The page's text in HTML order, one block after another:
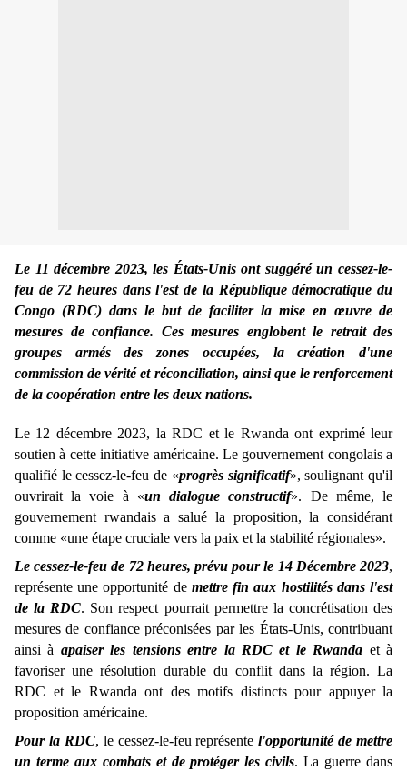
Le 11 décembre 2023, les États-Unis ont suggéré un cessez-le-
feu de 72 heures dans l'est de la République démocratique du
Congo (RDC) dans le but de faciliter la mise en œuvre de
mesures de confiance. Ces mesures englobent le retrait des
groupes armés des zones occupées, la création d'une
commission de vérité et réconciliation, ainsi que le renforcement
de la coopération entre les deux nations.
Le 12 décembre 2023, la RDC et le Rwanda ont exprimé leur
soutien à cette initiative américaine. Le gouvernement congolais a
qualifié le cessez-le-feu de «progrès significatif», soulignant qu'il
ouvrirait la voie à «un dialogue constructif». De même, le
gouvernement rwandais a salué la proposition, la considérant
comme «une étape cruciale vers la paix et la stabilité régionales».
Le cessez-le-feu de 72 heures, prévu pour le 14 Décembre 2023,
représente une opportunité de mettre fin aux hostilités dans l'est
de la RDC. Son respect pourrait permettre la concrétisation des
mesures de confiance préconisées par les États-Unis, contribuant
ainsi à apaiser les tensions entre la RDC et le Rwanda et à
favoriser une résolution durable du conflit dans la région. La
RDC et le Rwanda ont des motifs distincts pour appuyer la
proposition américaine.
Pour la RDC, le cessez-le-feu représentel'opportunité de mettre
un terme aux combats et de protéger les civils. La guerre dans